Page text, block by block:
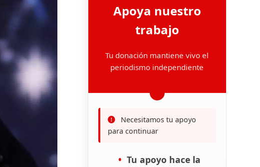
Apoya nuestro
trabajo
Tu donación mantiene vivo el
periodismo independiente
Necesitamos tu apoyo
para continuar
Tu apoyo hace la